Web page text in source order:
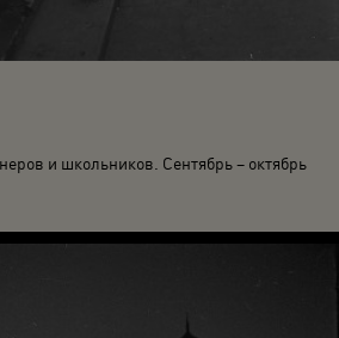
и школьников. Сентябрь – октябрь